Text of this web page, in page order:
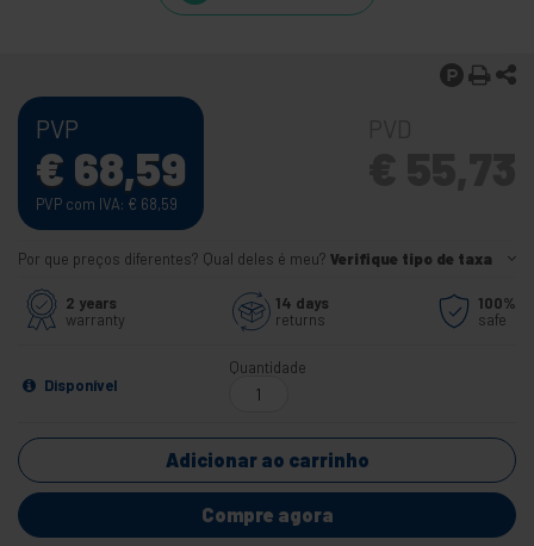
PVP
€ 68,59
PVP com IVA: € 68,59
Por que preços diferentes? Qual deles é meu? Verifique tipo de taxa
2 years
warranty
14 days
returns
100%
safe
Disponível
Quantidade
Adicionar ao carrinho
Compre agora